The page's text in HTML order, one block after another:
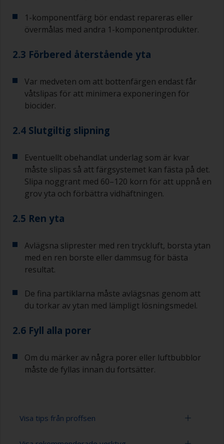
1-komponentfärg bör endast repareras eller
övermålas med andra 1-komponentprodukter.
2.3 Förbered återstående yta
Var medveten om att bottenfärgen endast får
våtslipas för att minimera exponeringen för
biocider.
2.4 Slutgiltig slipning
Eventuellt obehandlat underlag som är kvar
måste slipas så att färgsystemet kan fästa på det.
Slipa noggrant med 60–120 korn för att uppnå en
grov yta och förbättra vidhäftningen.
2.5 Ren yta
Avlägsna sliprester med ren tryckluft, borsta ytan
med en ren borste eller dammsug för bästa
resultat.
De fina partiklarna måste avlägsnas genom att
du torkar av ytan med lämpligt lösningsmedel.
2.6 Fyll alla porer
Om du märker av några porer eller luftbubblor
måste de fyllas innan du fortsätter.
Visa tips från proffsen